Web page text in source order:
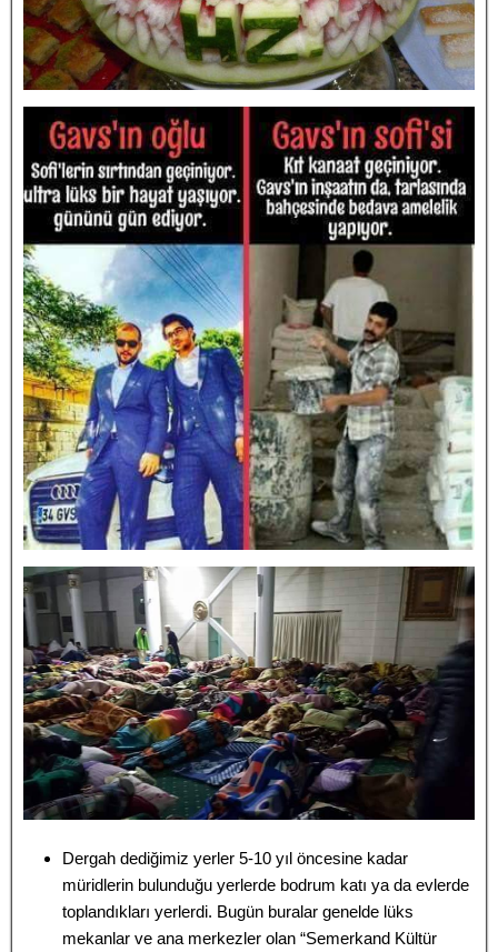
Dergah dediğimiz yerler 5-10 yıl öncesine kadar
müridlerin bulunduğu yerlerde bodrum katı ya da evlerde
toplandıkları yerlerdi. Bugün buralar genelde lüks
mekanlar ve ana merkezler olan “Semerkand Kültür